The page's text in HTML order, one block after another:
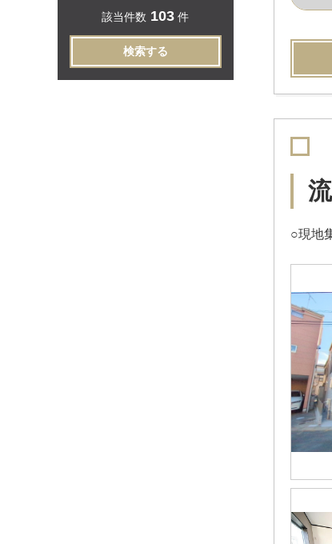
○現地
該当件数 103 件
検索する